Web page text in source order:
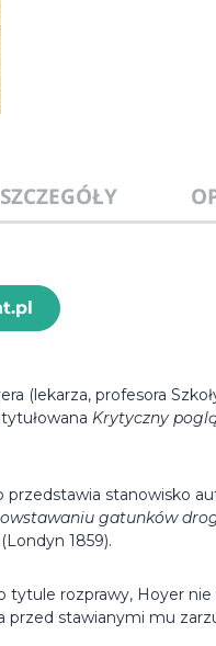
SZCZEGÓŁY
(lekarza, profesora
Krytyczny
przedstawia stanowisko
gatunków
(Londyn 1859).
rozprawy, Hoyer
przed stawianymi mu